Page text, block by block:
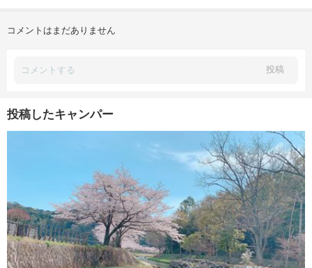
コメントはまだありません
投稿
投稿したキャンパー